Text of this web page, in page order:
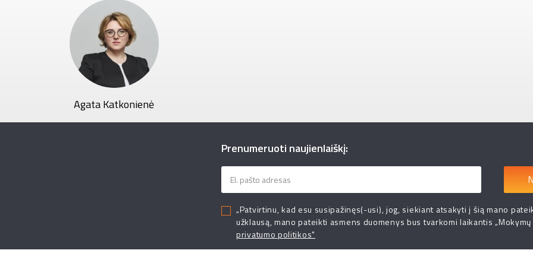
Agata Katkonienė
Prenumeruoti naujienlaiškį:
„Patvirtinu, kad esu susipažinęs(-usi), jog, siekiant atsakyti į šią mano
užklausą, mano pateikti asmens duomenys bus tvarkomi laikantis „Mokymų
privatumo politikos"